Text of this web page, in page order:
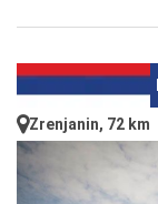
Zrenjanin, 72 km